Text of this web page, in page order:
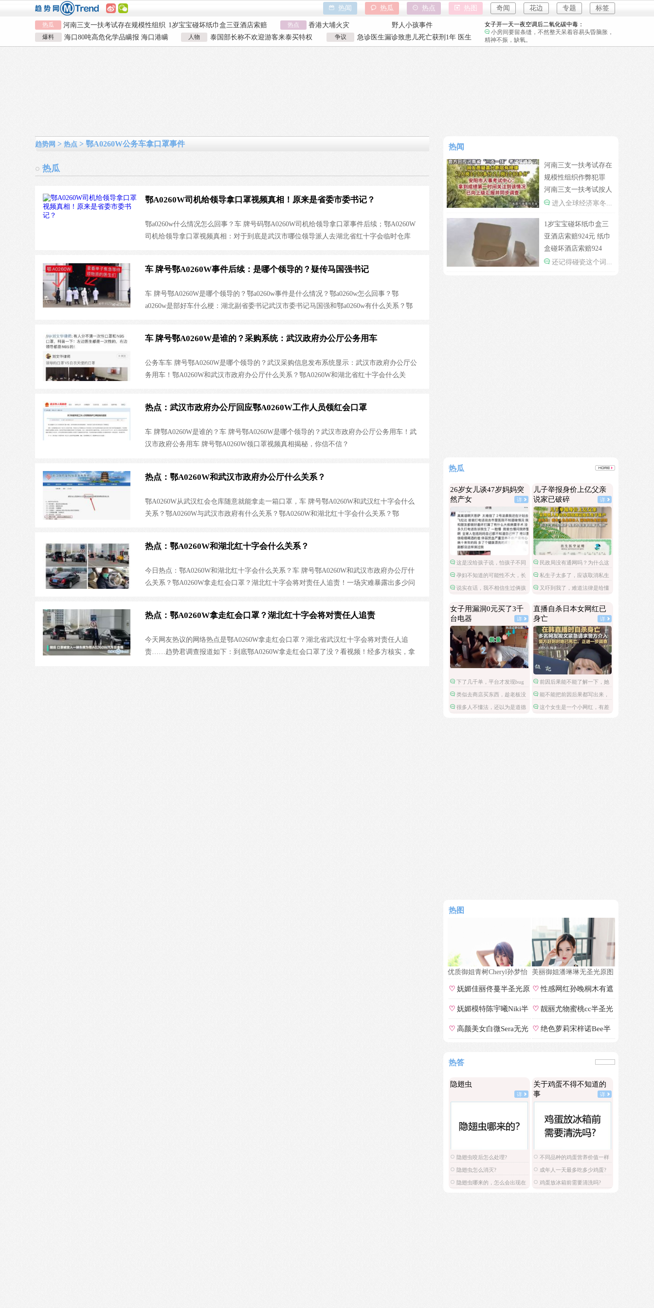
标签
专题
花边
奇闻
热图
热点
热瓜
热闻
热瓜
河南三支一扶考试存在规模性组织
作弊犯罪
1岁宝宝碰坏纸巾盒三亚酒店索赔
924元
女子开一天一夜空调后二氧化碳中
毒
国企拖欠3700万致市政工程停工
26岁女儿谈47岁妈妈突然产女
儿子举报身价上亿父亲说家已破碎
热点 香港大埔火灾
野人小孩事件
天水血铅异常事件
山西大同订婚强奸案
特朗普泽连斯基吵架
吉林大爷救助重庆游客
爆料
海口80吨高危化学品瞒报 海口港瞒
报危险品
人物
泰国部长称不欢迎游客来泰买特权
泰国部长争议发言
争议
急诊医生漏诊致患儿死亡获刑1年 医生
漏诊获刑
小房间要留条缝，不然整天呆着容易头昏脑胀，
国企拖欠3700万致市政工程停工：
教育是因为没有上过学吗？
26岁女儿谈47岁妈妈突然产女：
国企拖欠3700万致市政工程停工：
教育是因为没有上过学吗？
26岁女儿谈47岁妈妈突然产女：
这是没给孩子说，怕孩子不同意吧…
民政局没有通网吗？为什么这么多假结婚证？
趋势网 > 热点 > 鄂A0260W公务车拿口罩事件
热瓜
鄂A0260W司机给领导拿口罩视频真相！原来是省委市委书记？
鄂a0260w什么情况怎么回事？车 牌号码鄂A0260W司机给领导拿口罩事件后续；鄂A0260W
司机给领导拿口罩视频真相：对于到底是武汉市哪位领导派人去湖北省红十字会临时仓库
记，在此次疫情防控中，作为指挥长全面负责武汉市新型肺炎防控指挥部作战指挥。鄂
车 牌号鄂A0260W事件后续：是哪个领导的？疑传马国强书记
车 牌号鄂A0260W是哪个领导的？鄂a0260w事件是什么情况？鄂a0260w怎么回事？鄂
a0260w是部好车什么梗：湖北副省委书记武汉市委书记马国强和鄂a0260w有什么关系？鄂
车 牌号鄂A0260W是谁的？采购系统：武汉政府办公厅公务用车
公务车车 牌号鄂A0260W是哪个领导的？武汉采购信息发布系统显示：武汉市政府办公厅公
务用车！鄂A0260W和武汉市政府办公厅什么关系？鄂A0260W和湖北省红十字会什么关
热点：武汉市政府办公厅回应鄂A0260W工作人员领红会口罩
车 牌鄂A0260W是谁的？车 牌号鄂A0260W是哪个领导的？武汉市政府办公厅公务用车！武
汉市政府公务用车 牌号鄂A0260W领口罩视频真相揭秘，你信不信？
热点：鄂A0260W和武汉市政府办公厅什么关系？
鄂A0260W从武汉红会仓库随意就能拿走一箱口罩，车 牌号鄂A0260W和武汉红十字会什么
关系？鄂A0260W与武汉市政府有什么关系？鄂A0260W和湖北红十字会什么关系？鄂
息发布系统公示）车 牌号鄂A0260W事件后续：是哪个领导的？疑传马国强书记
热点：鄂A0260W和湖北红十字会什么关系？
今日热点：鄂A0260W和湖北红十字会什么关系？车 牌号鄂A0260W和武汉市政府办公厅什
么关系？鄂A0260W拿走红会口罩？湖北红十字会将对责任人追责！一场灾难暴露出多少问
热点：鄂A0260W拿走红会口罩？湖北红十字会将对责任人追责
今天网友热议的网络热点是鄂A0260W拿走红会口罩？湖北省武汉红十字会将对责任人追
责……趋势君调查报道如下：到底鄂A0260W拿走红会口罩了没？看视频！经多方核实，拿
热闻
河南三支一扶考试存在
规模性组织作弊犯罪
河南三支一扶考试按人
头给分数
进入全球经济寒冬...
1岁宝宝碰坏纸巾盒三
亚酒店索赔924元 纸巾
盒碰坏酒店索赔924
还记得碰瓷这个词...
热瓜
26岁女儿谈47岁妈妈突
然产女
详
这是没给孩子说，怕孩子不同
意吧…
孕妇不知道的可能性不大，长
时间不来月经不检查吗？
说实在话，我不相信生过俩孩
儿子举报身价上亿父亲
说家已破碎
详
民政局没有通网吗？为什么这
么多假结婚证？
私生子太多了，应该取消私生
子可以继承财产的政策。
又吓到我了，难道法律是给懂
女子用漏洞0元买了3千
台电器
详
下了几千单，平台才发现bug
吗？类似去商店买东西，趁老板没
反应过来拿了就跑。
很多人不懂法，还以为是道德
直播自杀日本女网红已
身亡
详
前因后果能不能了解一下，她
被爱豆引导网暴攻击
能不能把前因后果都写出来，
这是在保护施害人吗。
这个女生是一个小网红，有差
热图
优质御姐青树Cheryl孙梦怡
美丽御姐潘琳琳无圣光原图
♡妩媚佳丽佟蔓半圣光原
图
♡性感网红孙晚桐木有遮
相册
♡妩媚模特陈宇曦Niki半
圣光番号
♡ 靓丽尤物蜜桃cc半圣光
照片
♡高颜美女白微Sera无光 ♡ 绝色萝莉宋梓诺Bee半
热答
隐翅虫
详
隐翅虫咬后怎么处理?
隐翅虫怎么消灭?
隐翅虫哪来的，怎么会出现在
关于鸡蛋不得不知道的
事
详
不同品种的鸡蛋营养价值一样
吗? 成年人一天最多吃多少鸡蛋?
鸡蛋放冰箱前需要清洗吗?